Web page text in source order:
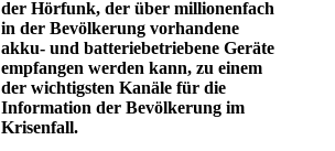
der Hörfunk, der über millionenfach
in der Bevölkerung vorhandene
akku- und batteriebetriebene Geräte
empfangen werden kann, zu einem
der wichtigsten Kanäle für die
Information der Bevölkerung im
Krisenfall.